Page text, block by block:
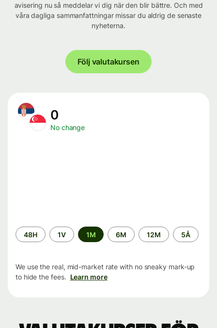
avisering nu så meddelar vi dig när den blir bättre. Och med
våra dagliga sammanfattningar missar du aldrig de senaste
nyheterna.
Följ valutakursen
0
No change
Time
period
48H 1V 1M 6M 12M 5Å
We use the real, mid-market rate with no sneaky mark-up
to hide the fees. Learn more